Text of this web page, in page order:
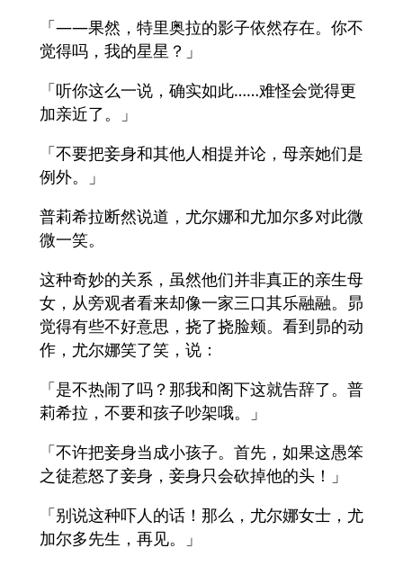
「——果然，特里奥拉的影子依然存在。你不
觉得吗，我的星星？」
「听你这么一说，确实如此……难怪会觉得更
加亲近了。」
「不要把妾身和其他人相提并论，母亲她们是
例外。」
普莉希拉断然说道，尤尔娜和尤加尔多对此微
微一笑。
这种奇妙的关系，虽然他们并非真正的亲生母
女，从旁观者看来却像一家三口其乐融融。昴
觉得有些不好意思，挠了挠脸颊。看到昴的动
作，尤尔娜笑了笑，说：
「是不热闹了吗？那我和阁下这就告辞了。普
莉希拉，不要和孩子吵架哦。」
「不许把妾身当成小孩子。首先，如果这愚笨
之徒惹怒了妾身，妾身只会砍掉他的头！」
「别说这种吓人的话！那么，尤尔娜女士，尤
加尔多先生，再见。」